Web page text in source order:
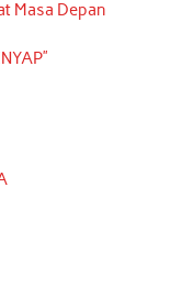
u
b
Masa Depan